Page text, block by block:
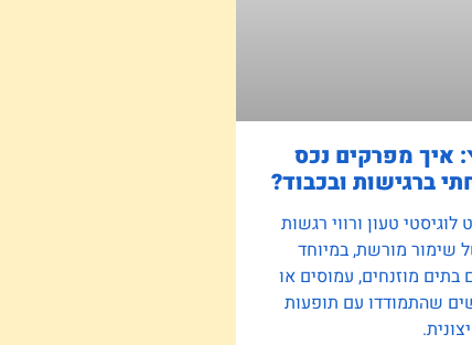
איך מפרקים נכס
ברגישות ובכבוד?
טעון ורווי רגשות
שימור מורשת, במיוחד
מוזנחים, עמוסים או
שהתמודדו עם תופעות